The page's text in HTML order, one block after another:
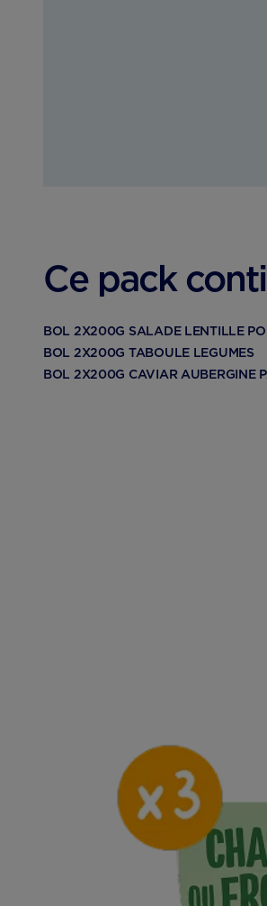
Ce pack
BOL 2X200G SALADE LENTILLE
BOL 2X200G TABOULE LEGUMES
BOL 2X200G CAVIAR AUBERGINE